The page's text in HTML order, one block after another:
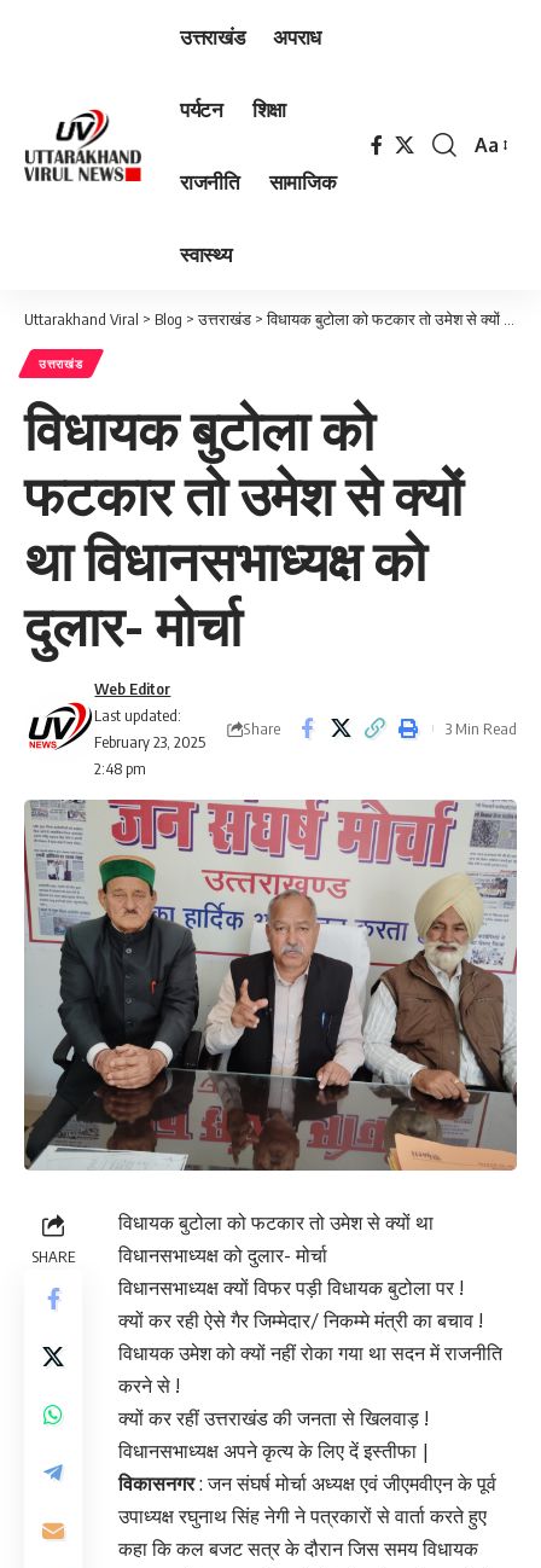
उत्तराखंड अपराध
पर्यटन शिक्षा
राजनीति सामाजिक
स्वास्थ्य
Font
Aa
Uttarakhand Viral > Blog >उत्तराखंड >विधायक बुटोला को फटकार तो उमेश से क्यों था विधानसभाध्यक्ष को दुलार- मोर्चा
उत्तराखंड
विधायक बुटोला को
फटकार तो उमेश से क्यों
था विधानसभाध्यक्ष को
दुलार- मोर्चा
Last updated:
February 23, 2025
2:48 pm
Web Editor
Share 3 Min Read
SHARE
विधायक बुटोला को फटकार तो उमेश से क्यों था
विधानसभाध्यक्ष को दुलार- मोर्चा
विधानसभाध्यक्ष क्यों विफर पड़ी विधायक बुटोला पर !
क्यों कर रही ऐसे गैर जिम्मेदार/ निकम्मे मंत्री का बचाव !
विधायक उमेश को क्यों नहीं रोका गया था सदन में राजनीति
करने से !
क्यों कर रहीं उत्तराखंड की जनता से खिलवाड़ !
विधानसभाध्यक्ष अपने कृत्य के लिए दें इस्तीफा |
विकासनगर: जन संघर्ष मोर्चा अध्यक्ष एवं जीएमवीएन के पूर्व
उपाध्यक्ष रघुनाथ सिंह नेगी ने पत्रकारों से वार्ता करते हुए
कहा कि कल बजट सत्र के दौरान जिस समय विधायक